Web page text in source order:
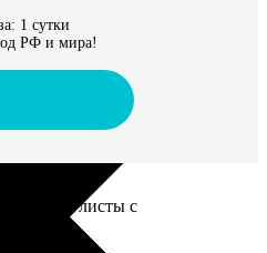
1 сутки
РФ и мира!
с